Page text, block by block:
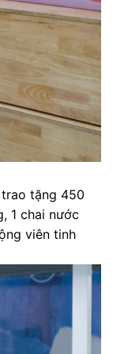
tặng 450
1 chai nước
viên tinh